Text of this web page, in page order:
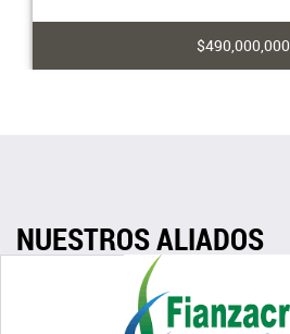
$490,000,000
NUESTROS ALIADOS